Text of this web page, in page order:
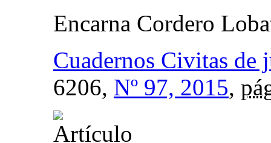
Encarna Cordero
Cuadernos Civitas
6206, Nº 97, 2015,